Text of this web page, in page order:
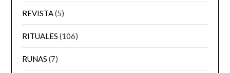
REVISTA(5)
RITUALES (106)
RUNAS (7)